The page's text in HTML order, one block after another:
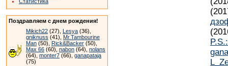
Поздравляем с днем рождения!
Mikich22 (27), Lesya (36),
gniknuss (41), Mr.Tambourine
Man (50), Rick&Backer (50),
Max 66 (60), nabon (64), nolans
(64), monter7 (66), ganapataja
(75)